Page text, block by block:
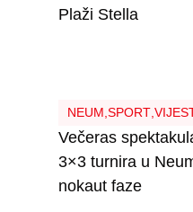
Plaži Stella
NEUM SPORT,
Večeras
3×3 turnira u
nokaut faze